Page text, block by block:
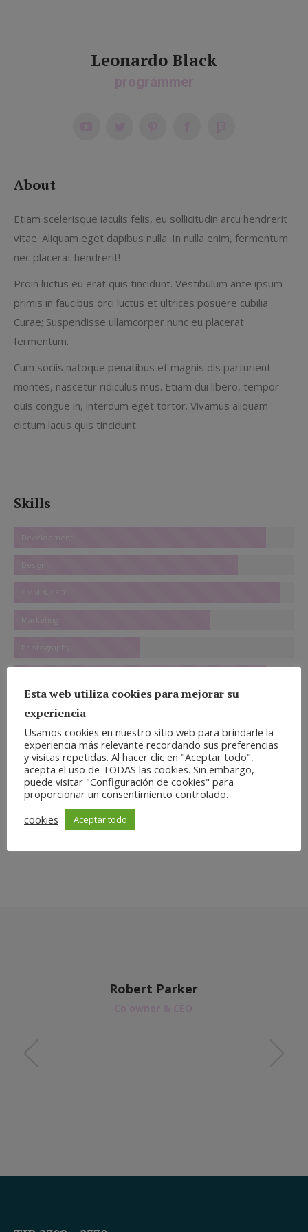
Leonardo Black
programmer
About
Etiam scelerisque iaculis felis, eu sollicitudin arcu hendrerit
vitae. Aliquam eget dapibus nulla. In nulla enim, fermentum
nec placerat hendrerit!
Proin luctus eu erat quis tincidunt. Vestibulum ante ipsum
primis in faucibus orci luctus et ultrices posuere cubilia
Curae; Suspendisse ullamcorper nunc eu placerat
fermentum.
Cum sociis natoque penatibus et magnis dis parturient
montes, nascetur ridiculus mus. Etiam dui libero, tempor
quis congue in, interdum eget tortor. Vivamus aliquam
dictum lacus quis tincidunt.
Skills
Development
Design
SMM & SEO
Marketing
Photography
Contact info
+ 001 234 56 78
Robert Parker
Esta web utiliza cookies para mejorar su
experiencia
Usamos cookies en nuestro sitio web para brindarle la
experiencia más relevante recordando sus preferencias
y visitas repetidas. Al hacer clic en "Aceptar todo",
acepta el uso de TODAS las cookies. Sin embargo,
puede visitar "Configuración de cookies" para
proporcionar un consentimiento controlado.
cookies
Aceptar todo